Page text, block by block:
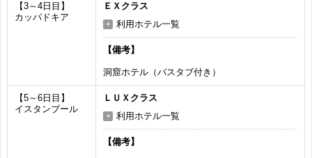
【3～4日目】
カッパドキア
ＥＸクラス
利用ホテル一覧
【備考】
洞窟ホテル（バスタブ付き）
【5～6日目】
イスタンブール
ＬＵＸクラス
利用ホテル一覧
【備考】